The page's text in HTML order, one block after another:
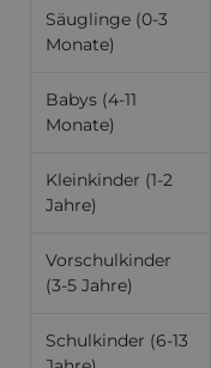
Säuglinge (0-3
Monate)
Babys (4-11
Monate)
Kleinkinder (1-2
Jahre)
Vorschulkinder
(3-5 Jahre)
Schulkinder (6-13